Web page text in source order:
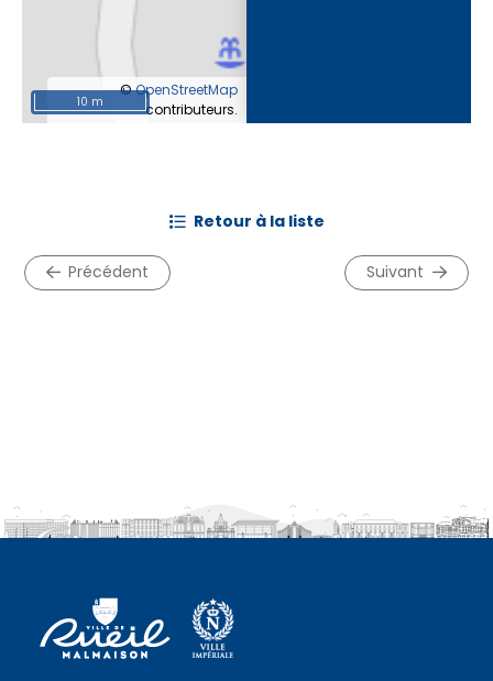
©OpenStreetMap
contributeurs.
10 m
précédent
retour à la liste
suivant